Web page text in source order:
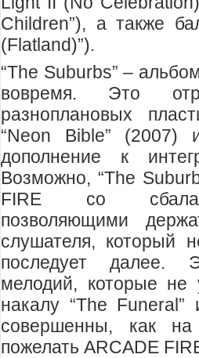
Children”), а также
(Flatland)”).
“The Suburbs” –
вовремя. Это
разноплановых
“Neon Bible”
дополнение к
Возможно, “The
FIRE со
позволяющими
слушателя, который
последует далее.
мелодий, которые не
накалу “The
совершенны, как
пожелать ARCADE